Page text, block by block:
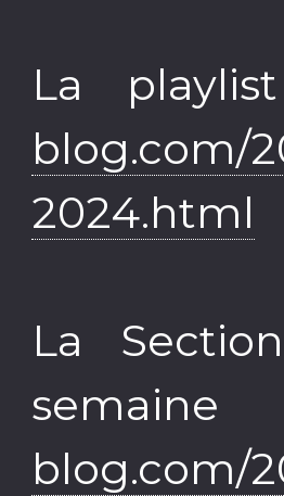
La
blog.com/
2024.html
La
blog.com/